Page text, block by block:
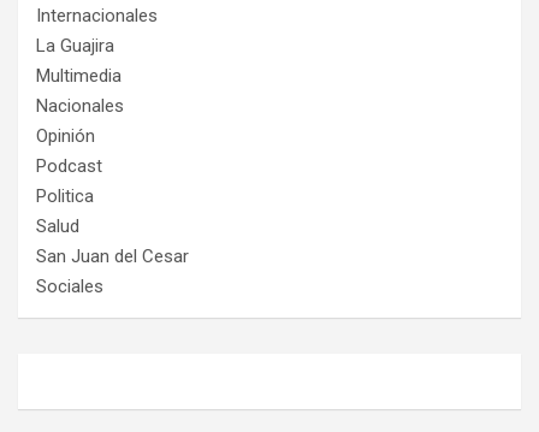
Internacionales
La Guajira
Multimedia
Nacionales
Opinión
Podcast
Politica
Salud
San Juan del Cesar
Sociales